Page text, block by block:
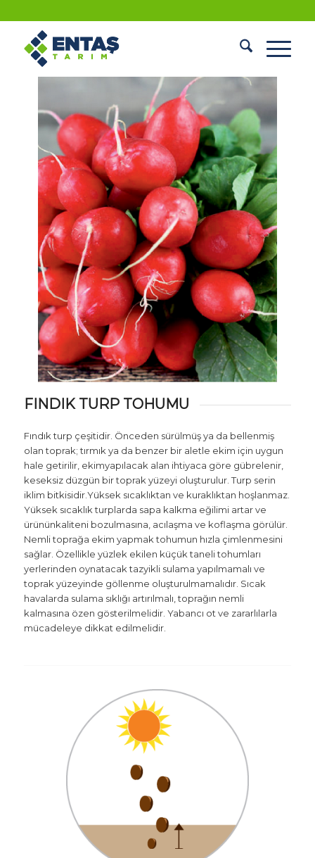
FINDIK TURP TOHUMU
FINDIK TURP TOHUMU
Fındık turp çeşitidir. Önceden sürülmüş ya da bellenmiş
olan toprak; tırmık ya da benzer bir aletle ekim için uygun
hale getirilir, ekimyapılacak alan ihtiyaca göre gübrelenir,
keseksiz düzgün bir toprak yüzeyi oluşturulur. Turp serin
iklim bitkisidir.Yüksek sıcaklıktan ve kuraklıktan hoşlanmaz.
Yüksek sıcaklık turplarda sapa kalkma eğilimi artar ve
ürününkaliteni bozulmasına, acılaşma ve koflaşma görülür.
Nemli toprağa ekim yapmak tohumun hızla çimlenmesini
sağlar. Özellikle yüzlek ekilen küçük taneli tohumları
yerlerinden oynatacak tazyikli sulama yapılmamalı ve
toprak yüzeyinde göllenme oluşturulmamalıdır. Sıcak
havalarda sulama sıklığı artırılmalı, toprağın nemli
kalmasına özen gösterilmelidir. Yabancı ot ve zararlılarla
mücadeleye dikkat edilmelidir.